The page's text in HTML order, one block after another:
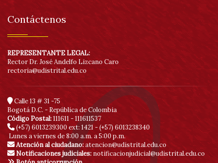
Contáctenos
REPRESENTANTE LEGAL:
Rector Dr. José Andelfo Lizcano Caro
rectoria@udistrital.edu.co
Calle 13 # 31 -75
Bogotá D.C. - República de Colombia
Código Postal:111611 - 111611537
(+57) 6013239300 ext: 1421 - (+57) 6013238340
Lunes a viernes de 8:00 a.m. a 5:00 p.m.
Atención al ciudadano:atencion@udistrital.edu.co
Notificaciones judiciales: notificacionjudicial@udistrital.edu.co